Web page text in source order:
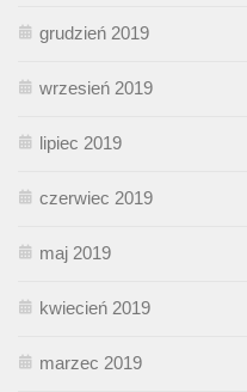
grudzień 2019
wrzesień 2019
lipiec 2019
czerwiec 2019
maj 2019
kwiecień 2019
marzec 2019